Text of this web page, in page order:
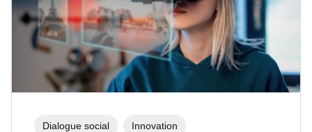
Dialogue social Innovation